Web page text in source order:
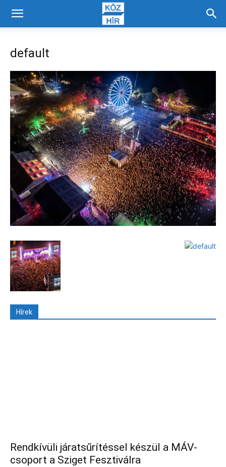
default
Hírek
Rendkívüli járatsűrítéssel készül a MÁV-
csoport a Sziget Fesztiválra